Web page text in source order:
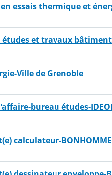
essais thermique et
études et travaux
Ville de Grenoble
bureau études-
calculateur-BONHOMME